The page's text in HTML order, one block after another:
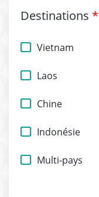
Destinations *
Vietnam
Laos
Chine
Indonésie
Multi-pays